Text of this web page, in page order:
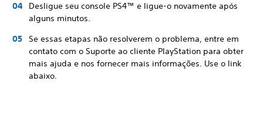
Desligue seu console PS4™ e ligue-o novamente após
alguns minutos.
Se essas etapas não resolverem o problema, entre em
contato com o Suporte ao cliente PlayStation para obter
mais ajuda e nos fornecer mais informações. Use o link
abaixo.